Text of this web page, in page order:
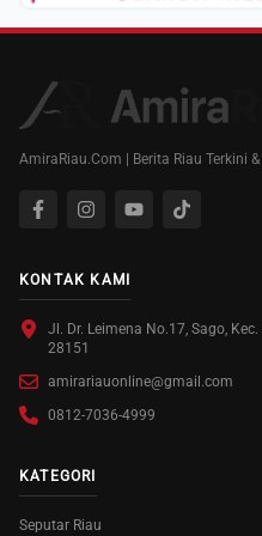
AmiraRiau.Com | Berita Riau Terkini
KONTAK KAMI
Jl. Dr. Leimena No.17, Sago,
28151
amirariauonline@gmail.com
0812-7036-4999
KATEGORI
Seputar Riau